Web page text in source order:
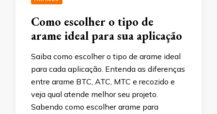
Como escolher o tipo de
arame ideal para sua aplicação
Saiba como escolher o tipo de arame ideal
para cada aplicação. Entenda as diferenças
entre arame BTC, ATC, MTC e recozido e
veja qual atende melhor seu projeto.
Sabendo como escolher arame para